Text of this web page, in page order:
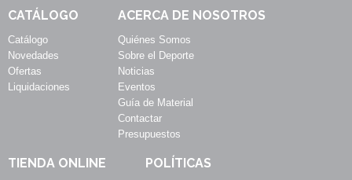
CATÁLOGO
Catálogo
Novedades
Ofertas
Liquidaciones
ACERCA DE NOSOTROS
Quiénes Somos
Sobre el Deporte
Noticias
Eventos
Guía de Material
Contactar
Presupuestos
TIENDA ONLINE POLÍTICAS